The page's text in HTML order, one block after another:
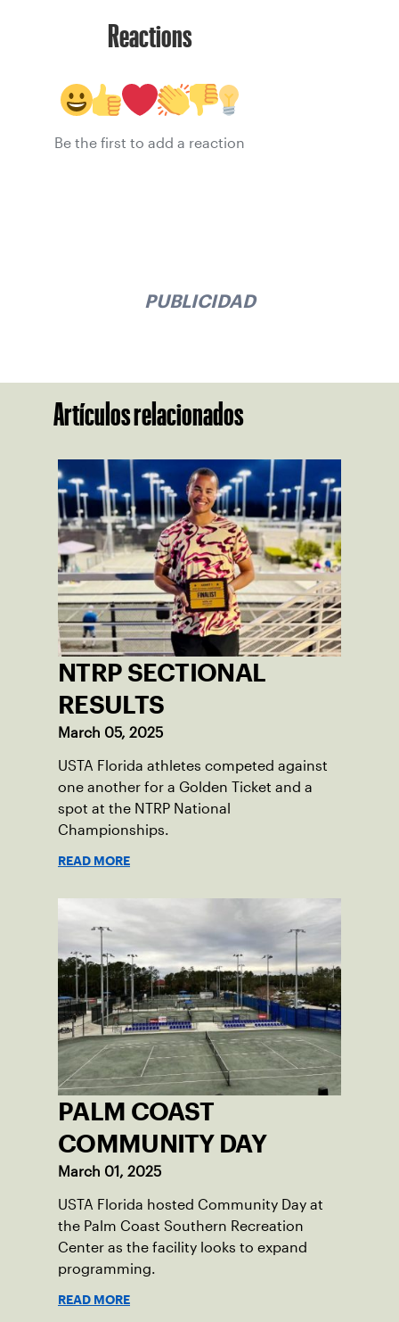
Reactions
Be the first to add a reaction
PUBLICIDAD
Artículos relacionados
NTRP SECTIONAL
RESULTS
March 05, 2025
USTA Florida athletes competed against
one another for a Golden Ticket and a
spot at the NTRP National
Championships.
READ MORE
PALM COAST
COMMUNITY DAY
March 01, 2025
USTA Florida hosted Community Day at
the Palm Coast Southern Recreation
Center as the facility looks to expand
programming.
READ MORE